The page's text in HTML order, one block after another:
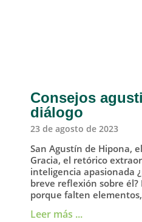
Consejos
diálogo
23 de agosto de 2023
San Agustín de Hipona,
Gracia, el retórico
inteligencia apasionada
breve reflexión sobre él?
porque falten
Leer más ...